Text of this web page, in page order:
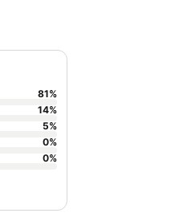
81%
14%
5%
0%
0%